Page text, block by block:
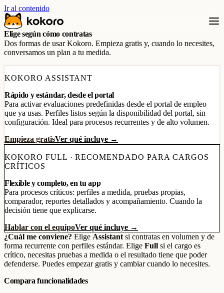
Ir al contenido
Elige según cómo contratas
Dos formas de usar Kokoro. Empieza gratis y, cuando lo necesites,
conversamos un plan a tu medida.
KOKORO ASSISTANT
Rápido y estándar, desde el portal
Para activar evaluaciones predefinidas desde el portal de empleo
que ya usas. Perfiles listos según la disponibilidad del portal, sin
configuración. Ideal para procesos recurrentes y de alto volumen.
Empieza gratisVer qué incluye →
KOKORO FULL · RECOMENDADO PARA CARGOS
CRÍTICOS
Flexible y completo, en tu app
Para procesos críticos: perfiles a medida, pruebas propias,
comparador, reportes detallados y acompañamiento. Cuando la
decisión tiene que explicarse.
Hablar con el equipoVer qué incluye →
¿Cuál me conviene? Elige Assistant si contratas en volumen y de
forma recurrente con perfiles estándar. Elige Full si el cargo es
crítico, necesitas pruebas a medida o el resultado tiene que poder
defenderse. Puedes empezar gratis y cambiar cuando lo necesites.
Compara funcionalidades